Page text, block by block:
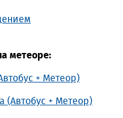
метеоре:
+ Метеор)
+ Метеор)